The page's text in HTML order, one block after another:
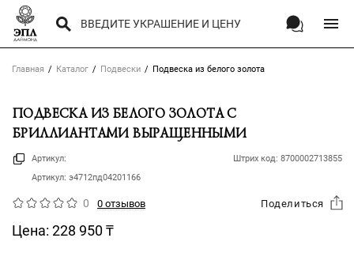
Главная Каталог Подвески Подвеска из белого золота
ПОДВЕСКА ИЗ БЕЛОГО ЗОЛОТА С
БРИЛЛИАНТАМИ ВЫРАЩЕННЫМИ
Артикул:
Артикул: э4712пд04201166
Штрих код: 8700002713855
0 0 отзывов Поделиться
Цена: 228 950₸